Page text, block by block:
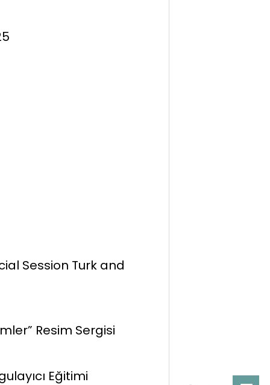
Session Turk and
Resim Sergisi
Eğitimi